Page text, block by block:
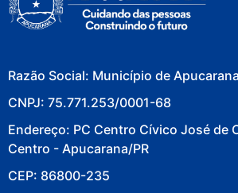
Razão Social: Município de Apucarana
CNPJ: 75.771.253/0001-68
Endereço: PC Centro Cívico José de
Centro - Apucarana/PR
CEP: 86800-235